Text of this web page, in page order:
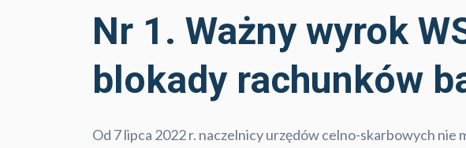
Nr 1. Ważny wyrok
blokady rachunków
Od 7 lipca 2022 r. naczelnicy urzędów celno-skarbowych